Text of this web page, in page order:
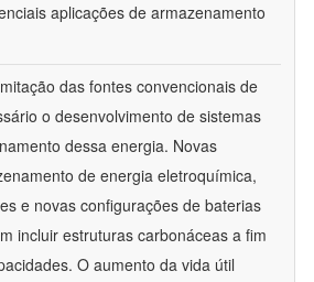
aplicações de armazenamento
das fontes convencionais de
o desenvolvimento de sistemas
dessa energia. Novas
de energia eletroquímica,
e novas configurações de baterias
incluir estruturas carbonáceas a fim
O aumento da vida útil